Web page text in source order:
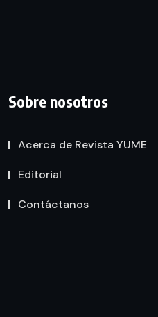
Sobre nosotros
Acerca de Revista YUME
Editorial
Contáctanos